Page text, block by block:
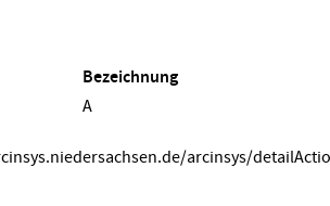
Bezeichnung
A
arcinsys/